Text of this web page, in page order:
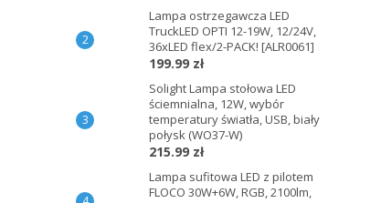
Lampa ostrzegawcza LED
TruckLED OPTI 12-19W, 12/24V,
36xLED flex/2-PACK! [ALR0061]
199.99 zł
Solight Lampa stołowa LED
ściemnialna, 12W, wybór
temperatury światła, USB, biały
połysk (WO37-W)
215.99 zł
Lampa sufitowa LED z pilotem
FLOCO 30W+6W, RGB, 2100lm,